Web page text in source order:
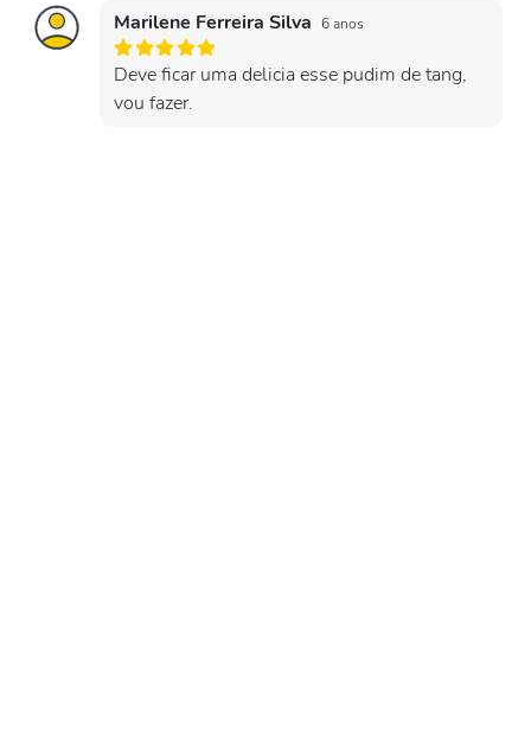
Marilene Ferreira Silva 6 anos
Deve ficar uma delicia esse pudim de tang,
vou fazer.